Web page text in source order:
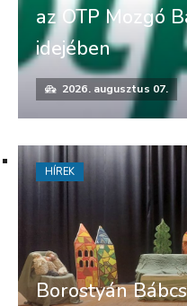
az OTP Mozgó
idejében
2026. augusztus 07.
Borostyán
HÍREK